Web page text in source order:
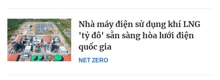
NET ZERO
Nhà máy điện sử dụng khí LNG
'tỷ đô' sẵn sàng hòa lưới điện
quốc gia